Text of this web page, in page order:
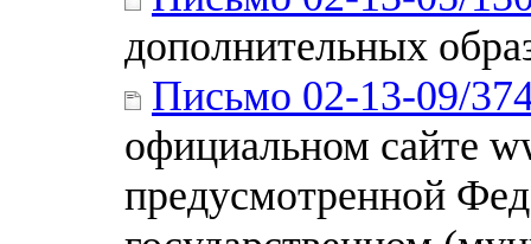
дополнительных
Письмо 02-13-09/
официальном сайте
предусмотренной